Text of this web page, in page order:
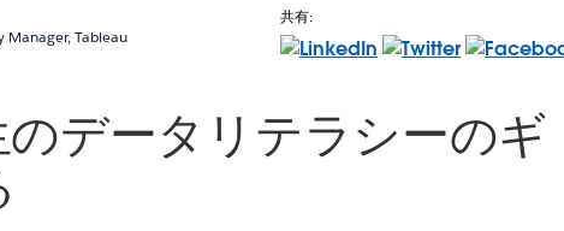
Manager, Tableau
共有:
データリテラシーのギ